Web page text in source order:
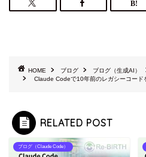
HOME ブログ ブログ（生成AI）
Claude Codeで10年前のレガシーコード
RELATED POST
ブログ（Claude Code）